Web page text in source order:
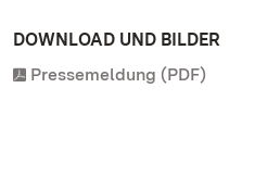
DOWNLOAD UND BILDER
Pressemeldung (PDF)